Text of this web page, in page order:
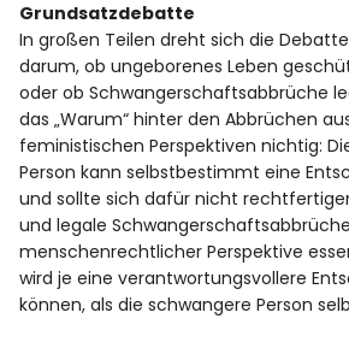
Grundsatzdebatte
In großen Teilen dreht sich die
darum, ob ungeborenes Leben
oder ob Schwangerschaftsabbrüche
das „Warum“ hinter den Abbrüchen
feministischen Perspektiven nichtig:
Person kann selbstbestimmt eine
und sollte sich dafür nicht
und legale
menschenrechtlicher Perspektive
wird je eine verantwortungsvollere
können, als die schwangere Person